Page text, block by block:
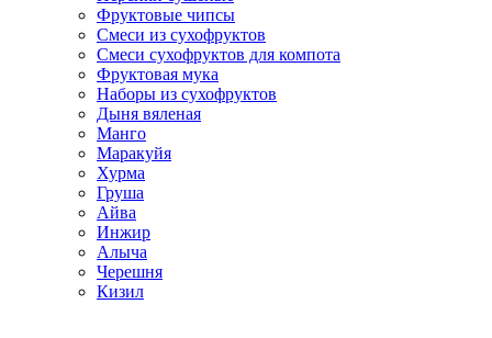
Фруктовые чипсы
Смеси из сухофруктов
Смеси сухофруктов для компота
Фруктовая мука
Наборы из сухофруктов
Дыня вяленая
Манго
Маракуйя
Хурма
Груша
Айва
Инжир
Алыча
Черешня
Кизил